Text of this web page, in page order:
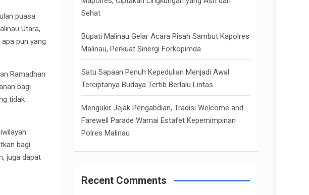
puasa
Utara,
pun yang
Ramadhan
bagi
tidak
bagi
juga dapat
Sehat
Bupati Malinau Gelar Acara Pisah Sambut Kapolres
Malinau, Perkuat Sinergi Forkopimda
Satu Sapaan Penuh Kepedulian Menjadi Awal
Terciptanya Budaya Tertib Berlalu Lintas
Mengukir Jejak Pengabdian, Tradisi Welcome and
Farewell Parade Warnai Estafet Kepemimpinan
Polres Malinau
Recent Comments